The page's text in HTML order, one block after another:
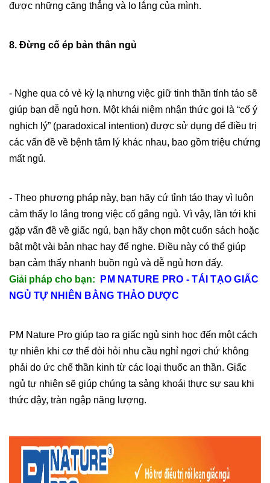
được những căng thẳng và lo lắng của mình.
8. Đừng cố ép bản thân ngủ
- Nghe qua có vẻ kỳ lạ nhưng việc giữ tinh thần tỉnh táo sẽ
giúp bạn dễ ngủ hơn. Một khái niệm nhận thức gọi là “cố ý
nghịch lý” (paradoxical intention) được sử dụng để điều trị
các vấn đề về bệnh tâm lý khác nhau, bao gồm triệu chứng
mất ngủ.
- Theo phương pháp này, bạn hãy cứ tỉnh táo thay vì luôn
cảm thấy lo lắng trong việc cố gắng ngủ. Vì vậy, lần tới khi
gặp vấn đề về giấc ngủ, bạn hãy chọn một cuốn sách hoặc
bật một vài bản nhạc hay để nghe. Điều này có thể giúp
bạn cảm thấy nhanh buồn ngủ và dễ ngủ hơn đấy.
Giải pháp cho bạn:
PM NATURE PRO - TÁI TẠO GIẤC
NGỦ TỰ NHIÊN BẰNG THẢO DƯỢC
PM Nature Pro giúp tạo ra giấc ngủ sinh học đến một cách
tự nhiên khi cơ thể đòi hỏi nhu cầu nghỉ ngơi chứ không
phải do ức chế thần kinh từ các loại thuốc an thần. Giấc
ngủ tự nhiên sẽ giúp chúng ta sảng khoái thực sự sau khi
thức dậy, tràn ngập năng lượng.